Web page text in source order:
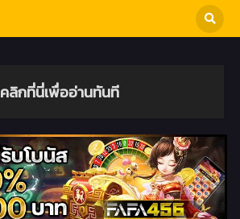
คลิกที่นี่เพื่ออ่านทันที